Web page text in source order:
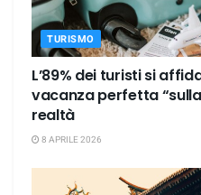
TURISMO
L’89% dei turisti si
vacanza perfetta
realtà
8 APRILE 2026